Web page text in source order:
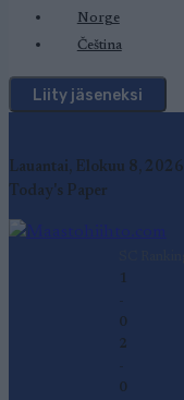
Norge
Čeština
Liity jäseneksi
Lauantai, Elokuu 8, 2026
Today's Paper
1
-
0
2
-
0